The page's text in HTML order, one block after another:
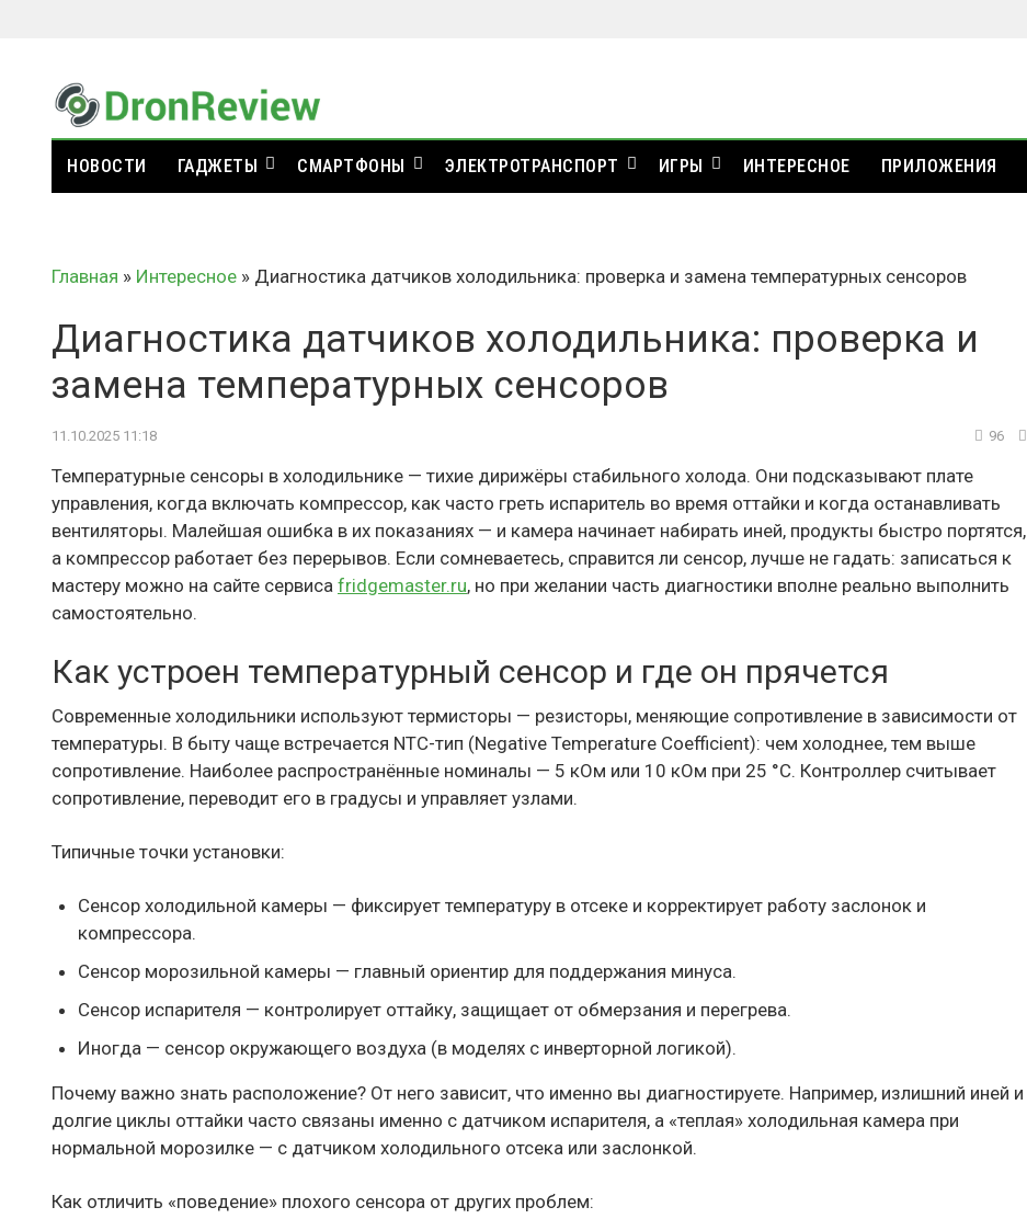
НОВОСТИ ГАДЖЕТЫ СМАРТФОНЫ ЭЛЕКТРОТРАНСПОРТ ИГРЫ ИНТЕРЕСНОЕ ПРИЛОЖЕНИЯ
Главная » Интересное » Диагностика датчиков холодильника: проверка и замена температурных сенсоров
Диагностика датчиков холодильника: проверка и
замена температурных сенсоров
11.10.2025 11:18 96
Температурные сенсоры в холодильнике — тихие дирижёры стабильного холода. Они подсказывают плате
управления, когда включать компрессор, как часто греть испаритель во время оттайки и когда останавливать
вентиляторы. Малейшая ошибка в их показаниях — и камера начинает набирать иней, продукты быстро портятся,
а компрессор работает без перерывов. Если сомневаетесь, справится ли сенсор, лучше не гадать: записаться к
мастеру можно на сайте сервиса fridgemaster.ru, но при желании часть диагностики вполне реально выполнить
самостоятельно.
Как устроен температурный сенсор и где он прячется
Современные холодильники используют термисторы — резисторы, меняющие сопротивление в зависимости от
температуры. В быту чаще встречается NTC-тип (Negative Temperature Coefficient): чем холоднее, тем выше
сопротивление. Наиболее распространённые номиналы — 5 кОм или 10 кОм при 25 °C. Контроллер считывает
сопротивление, переводит его в градусы и управляет узлами.
Типичные точки установки:
Сенсор холодильной камеры — фиксирует температуру в отсеке и корректирует работу заслонок и
компрессора.
Сенсор морозильной камеры — главный ориентир для поддержания минуса.
Сенсор испарителя — контролирует оттайку, защищает от обмерзания и перегрева.
Иногда — сенсор окружающего воздуха (в моделях с инверторной логикой).
Почему важно знать расположение? От него зависит, что именно вы диагностируете. Например, излишний иней и
долгие циклы оттайки часто связаны именно с датчиком испарителя, а «теплая» холодильная камера при
нормальной морозилке — с датчиком холодильного отсека или заслонкой.
Как отличить «поведение» плохого сенсора от других проблем: